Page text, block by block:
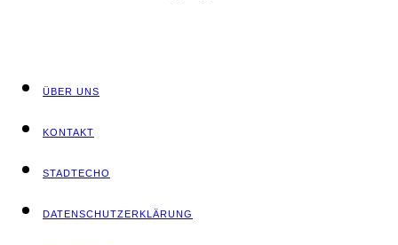
ÜBER UNS
KON­TAKT
STADT­ECHO
DATEN­SCHUTZ­ER­KLÄ­RUNG